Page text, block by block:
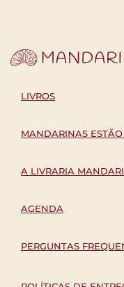
LIVROS
MANDARINAS
A LIVRARIA
AGENDA
PERGUNTAS